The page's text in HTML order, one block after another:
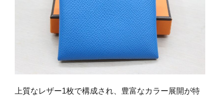
上質なレザー1枚で構成され、豊富なカラー展開が特